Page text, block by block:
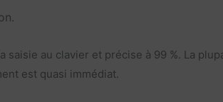
saisie au clavier et précise à 99 %. La
est quasi immédiat.